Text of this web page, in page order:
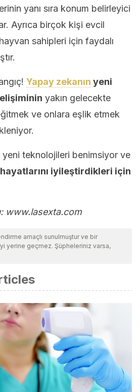
yanı sıra konum belirleyici
Ayrıca birçok kişi evcil
sahipleri için faydalı
Yapay zekanın yeni
yakın gelecekte
ve onlara eşlik etmek
teknolojileri benimsiyor ve
hayatlarını iyileştirdikleri için
www.lasexta.com
amaçlı sunulmuştur ve bir
yerine geçmez. Şüpheleriniz varsa,